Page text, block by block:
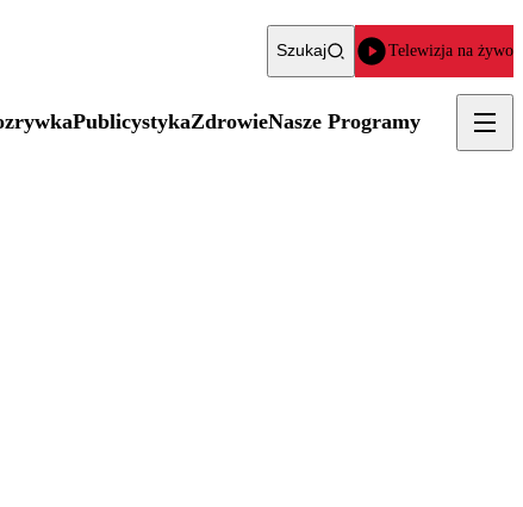
Szukaj Telewizja na żywo
PublicystykaZdrowieNasze Programy